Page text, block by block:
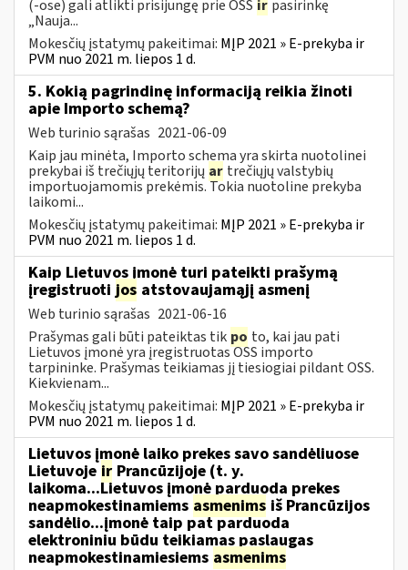
(-ose) gali atlikti prisijungę prie OSS ir pasirinkę
„Nauja...
Mokesčių įstatymų pakeitimai: MĮP 2021 » E-prekyba ir
PVM nuo 2021 m. liepos 1 d.
5. Kokią pagrindinę informaciją reikia žinoti
apie Importo schemą?
Web turinio sąrašas 2021-06-09
Kaip jau minėta, Importo schema yra skirta nuotolinei
prekybai iš trečiųjų teritorijų ar trečiųjų valstybių
importuojamomis prekėmis. Tokia nuotoline prekyba
laikomi...
Mokesčių įstatymų pakeitimai: MĮP 2021 » E-prekyba ir
PVM nuo 2021 m. liepos 1 d.
Kaip Lietuvos įmonė turi pateikti prašymą
įregistruoti jos atstovaujamąjį asmenį
Web turinio sąrašas 2021-06-16
Prašymas gali būti pateiktas tik po to, kai jau pati
Lietuvos įmonė yra įregistruotas OSS importo
tarpininke. Prašymas teikiamas jį tiesiogiai pildant OSS.
Kiekvienam...
Mokesčių įstatymų pakeitimai: MĮP 2021 » E-prekyba ir
PVM nuo 2021 m. liepos 1 d.
Lietuvos įmonė laiko prekes savo sandėliuose
Lietuvoje ir Prancūzijoje (t. y.
laikoma...Lietuvos įmonė parduoda prekes
neapmokestinamiems asmenims iš Prancūzijos
sandėlio...įmonė taip pat parduoda
elektroniniu būdu teikiamas paslaugas
neapmokestinamiesiems asmenims